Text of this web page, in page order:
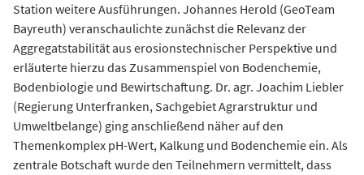
Station weitere Ausführungen. Johannes Herold (GeoTeam
Bayreuth) veranschaulichte zunächst die Relevanz der
Aggregatstabilität aus erosionstechnischer Perspektive und
erläuterte hierzu das Zusammenspiel von Bodenchemie,
Bodenbiologie und Bewirtschaftung. Dr. agr. Joachim Liebler
(Regierung Unterfranken, Sachgebiet Agrarstruktur und
Umweltbelange) ging anschließend näher auf den
Themenkomplex pH-Wert, Kalkung und Bodenchemie ein. Als
zentrale Botschaft wurde den Teilnehmern vermittelt, dass